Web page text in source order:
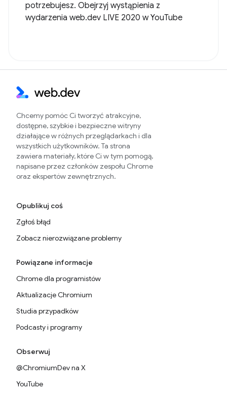
potrzebujesz. Obejrzyj wystąpienia z
wydarzenia web.dev LIVE 2020 w YouTube
Chcemy pomóc Ci tworzyć atrakcyjne,
dostępne, szybkie i bezpieczne witryny
działające w różnych przeglądarkach i dla
wszystkich użytkowników. Ta strona
zawiera materiały, które Ci w tym pomogą,
napisane przez członków zespołu Chrome
oraz ekspertów zewnętrznych.
Opublikuj coś
Zgłoś błąd
Zobacz nierozwiązane problemy
Powiązane informacje
Chrome dla programistów
Aktualizacje Chromium
Studia przypadków
Podcasty i programy
Obserwuj
@ChromiumDev na X
YouTube